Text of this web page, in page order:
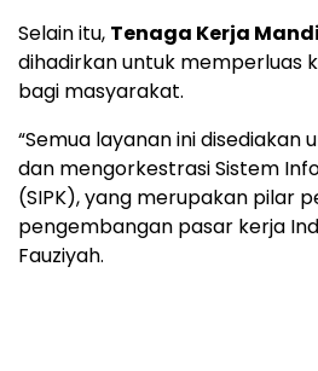
Selain itu, Tenaga Kerja
dihadirkan untuk memperluas
bagi masyarakat.
“Semua layanan ini disediakan
dan mengorkestrasi Sistem
(SIPK), yang merupakan pilar
pengembangan pasar kerja
Fauziyah.